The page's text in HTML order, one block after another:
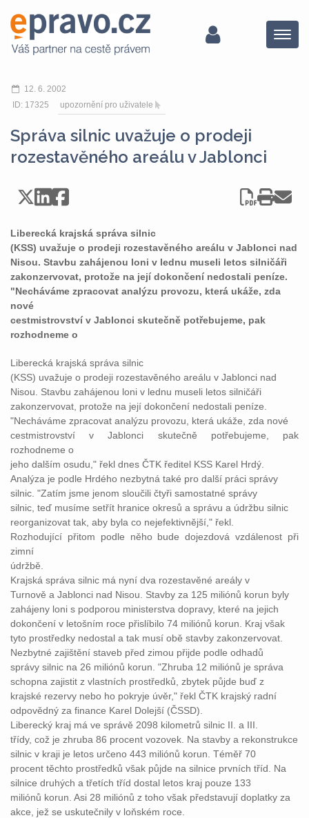
Menu
12. 6. 2002
ID: 17325
upozornění pro uživatele
Správa silnic uvažuje o prodeji
rozestavěného areálu v Jablonci
Liberecká krajská správa silnic
(KSS) uvažuje o prodeji rozestavěného areálu v Jablonci nad
Nisou. Stavbu zahájenou loni v lednu museli letos silničáři
zakonzervovat, protože na její dokončení nedostali peníze.
"Necháváme zpracovat analýzu provozu, která ukáže, zda
nové
cestmistrovství v Jablonci skutečně potřebujeme, pak
rozhodneme o
Liberecká krajská správa silnic
(KSS) uvažuje o prodeji rozestavěného areálu v Jablonci nad
Nisou. Stavbu zahájenou loni v lednu museli letos silničáři
zakonzervovat, protože na její dokončení nedostali peníze.
"Necháváme zpracovat analýzu provozu, která ukáže, zda nové
cestmistrovství v Jablonci skutečně potřebujeme, pak
rozhodneme o
jeho dalším osudu," řekl dnes ČTK ředitel KSS Karel Hrdý.
Analýza je podle Hrdého nezbytná také pro další práci správy
silnic. "Zatím jsme jenom sloučili čtyři samostatné správy
silnic, teď musíme setřít hranice okresů a správu a údržbu silnic
reorganizovat tak, aby byla co nejefektivnější," řekl.
Rozhodující přitom podle něho bude dojezdová vzdálenost při
zimní
údržbě.
Krajská správa silnic má nyní dva rozestavěné areály v
Turnově a Jablonci nad Nisou. Stavby za 125 miliónů korun byly
zahájeny loni s podporou ministerstva dopravy, které na jejich
dokončení v letošním roce přislíbilo 74 miliónů korun. Kraj však
tyto prostředky nedostal a tak musí obě stavby zakonzervovat.
Nezbytné zajištění staveb před zimou přijde podle odhadů
správy silnic na 26 miliónů korun. "Zhruba 12 miliónů je správa
schopna zajistit z vlastních prostředků, zbytek půjde buď z
krajské rezervy nebo ho pokryje úvěr," řekl ČTK krajský radní
odpovědný za finance Karel Dolejší (ČSSD).
Liberecký kraj má ve správě 2098 kilometrů silnic II. a III.
třídy, což je zhruba 86 procent vozovek. Na stavby a rekonstrukce
silnic v kraji je letos určeno 443 miliónů korun. Téměř 70
procent těchto prostředků však půjde na silnice prvních tříd. Na
silnice druhých a třetích tříd dostal letos kraj pouze 133
miliónů korun. Asi 28 miliónů z toho však představují doplatky za
akce, jež se uskutečnily v loňském roce.